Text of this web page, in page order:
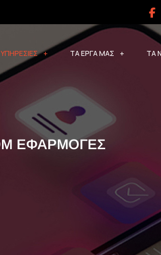
ΥΠΗΡΕΣΙΕΣ ΤΑ ΕΡΓΑ ΜΑΣ ΤΑ
ΕΦΑΡΜΟΓΕΣ